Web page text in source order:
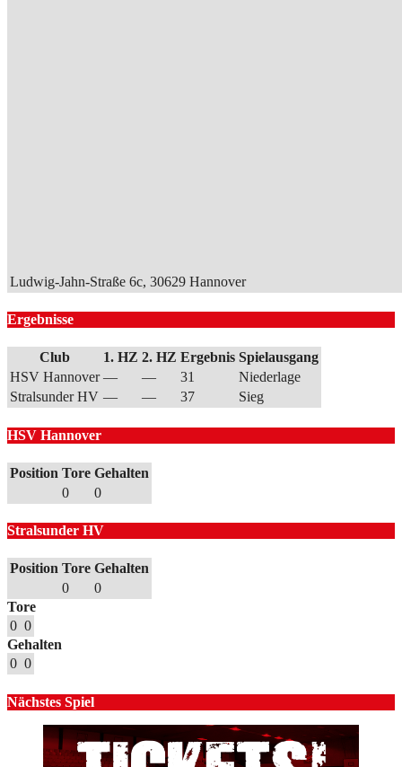
Ludwig-Jahn-Straße 6c, 30629 Hannover
Ergebnisse
Club 1. HZ 2. HZ Ergebnis Spielausgang
HSV Hannover — — 31
Niederlage
Stralsunder HV — — 37 Sieg
HSV Hannover
Position Tore Gehalten
0
0
Stralsunder HV
Position Tore Gehalten
0
0
Tore
0 0
Gehalten
0 0
Nächstes Spiel